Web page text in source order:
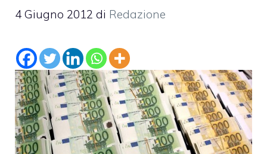
4 Giugno 2012 di Redazione